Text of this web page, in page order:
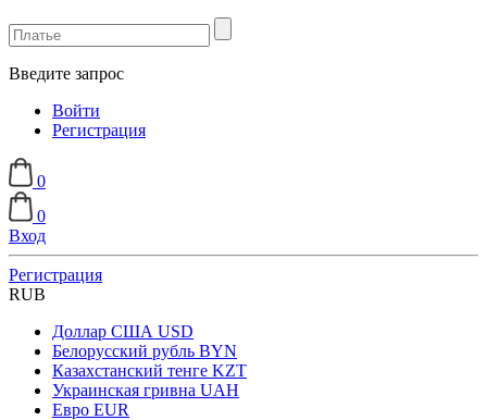
Введите запрос
Войти
Регистрация
0
0
Вход
Регистрация
RUB
Доллар США USD
Белорусский рубль BYN
Казахстанский тенге KZT
Украинская гривна UAH
Евро EUR